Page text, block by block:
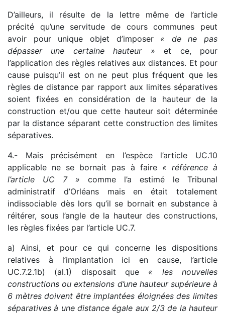
D’ailleurs, il résulte de la lettre même de l’article
précité qu’une servitude de cours communes peut
avoir pour unique objet d’imposer « de ne pas
dépasser une certaine hauteur » et ce, pour
l’application des règles relatives aux distances. Et pour
cause puisqu’il est on ne peut plus fréquent que les
règles de distance par rapport aux limites séparatives
soient fixées en considération de la hauteur de la
construction et/ou que cette hauteur soit déterminée
par la distance séparant cette construction des limites
séparatives.
4.- Mais précisément en l’espèce l’article UC.10
applicable ne se bornait pas à faire « référence à
l’article UC 7 » comme l’a estimé le Tribunal
administratif d’Orléans mais en était totalement
indissociable dès lors qu’il se bornait en substance à
réitérer, sous l’angle de la hauteur des constructions,
les règles fixées par l’article UC.7.
a) Ainsi, et pour ce qui concerne les dispositions
relatives à l’implantation ici en cause, l’article
UC.7.2.1b) (al.1) disposait que « les nouvelles
constructions ou extensions d’une hauteur supérieure à
6 mètres doivent être implantées éloignées des limites
séparatives à une distance égale aux 2/3 de la hauteur